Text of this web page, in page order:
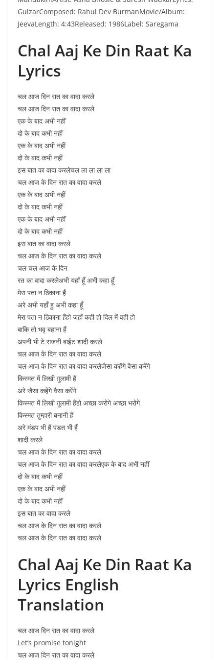
GulzarComposed: Rahul Dev BurmanMovie/Album:
JeevaLength: 4:43Released: 1986Label: Saregama
Chal Aaj Ke Din Raat Ka
Lyrics
चल आज दिन रात का वादा करले
चल आज दिन रात का वादा करले
एक के बाद अभी नहीं
दो के बाद कभी नहीं
एक के बाद अभी नहीं
दो के बाद कभी नहीं
इस बात का वादा करलेचल ला ला ला ला
चल आज के दिन रात का वादा करले
एक के बाद अभी नहीं
दो के बाद कभी नहीं
एक के बाद अभी नहीं
दो के बाद कभी नहीं
इस बात का वादा करले
चल आज के दिन रात का वादा करले
चल चल आज के दिन
रत का वादा करलेअभी यहाँ हूँ अभी कहा हूँ
मेरा पता न ठिकाना हैं
अरे अभी यहाँ हु अभी कहा हूँ
मेरा पता न ठिकाना हैंहो जहाँ कही हो दिल में वही हो
बाकि तो भवृ बहाना हैं
अपनी भी टे सजनी बाईट शादी करले
चल आज के दिन रात का वादा करले
चल आज के दिन रात का वादा करलेजैसा कहेंगे वैसा करेंगे
किस्मत में लिखी ग़ुलामी हैं
अरे जैसा कहेंगे वैसा करेंगे
किस्मत में लिखी ग़ुलामी हैंहो अच्छा करोगे अच्छा भरोगे
किस्मत तुम्हारी बनानी हैं
अरे मंडप भी हैं पंडत भी हैं
शादी करले
चल आज के दिन रात का वादा करले
चल आज के दिन रात का वादा करलेएक के बाद अभी नहीं
दो के बाद कभी नहीं
एक के बाद अभी नहीं
दो के बाद कभी नहीं
इस बात का वादा करले
चल आज के दिन रात का वादा करले
चल आज के दिन रात का वादा करले
Chal Aaj Ke Din Raat Ka
Lyrics English
Translation
चल आज दिन रात का वादा करले
Let’s promise tonight
चल आज दिन रात का वादा करले